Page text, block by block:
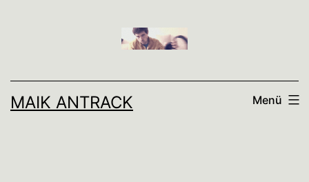
MAIK ANTRACK Menü